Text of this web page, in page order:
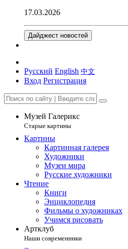
17.03.2026
Дайджест новостей
Русский English 中文
Вход Регистрация
Музей Галерикс
Старые картины
Картины
Картинная галерея
Художники
Музеи мира
Русские художники
Чтение
Книги
Энциклопедия
Фильмы о художниках
Учимся рисовать
Артклуб
Наши современники